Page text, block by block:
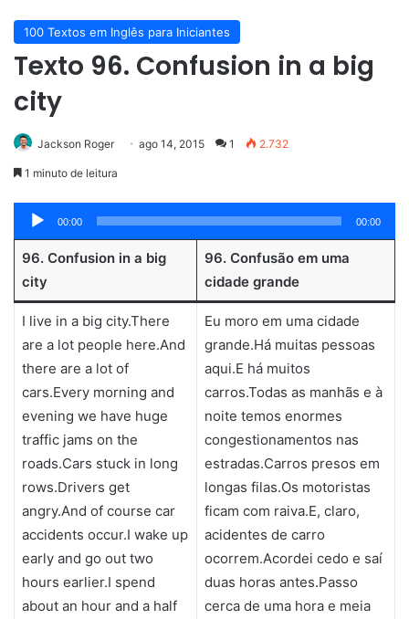
100 Textos em Inglês para Iniciantes
Texto 96. Confusion in a big
city
Jackson Roger ago 14, 2015 1 2.732
1 minuto de leitura
Tocador
de
áudio
00:00 00:00
96. Confusion in a big
city
96. Confusão em uma
cidade grande
I live in a big city.There
are a lot people here.And
there are a lot of
cars.Every morning and
evening we have huge
traffic jams on the
roads.Cars stuck in long
rows.Drivers get
angry.And of course car
accidents occur.I wake up
early and go out two
hours earlier.I spend
about an hour and a half
Eu moro em uma cidade
grande.Há muitas pessoas
aqui.E há muitos
carros.Todas as manhãs e à
noite temos enormes
congestionamentos nas
estradas.Carros presos em
longas filas.Os motoristas
ficam com raiva.E, claro,
acidentes de carro
ocorrem.Acordei cedo e saí
duas horas antes.Passo
cerca de uma hora e meia